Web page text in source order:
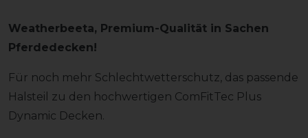
Weatherbeeta, Premium-Qualität in Sachen
Pferdedecken!
Für noch mehr Schlechtwetterschutz, das passende
Halsteil zu den hochwertigen ComFitTec Plus
Dynamic Decken.